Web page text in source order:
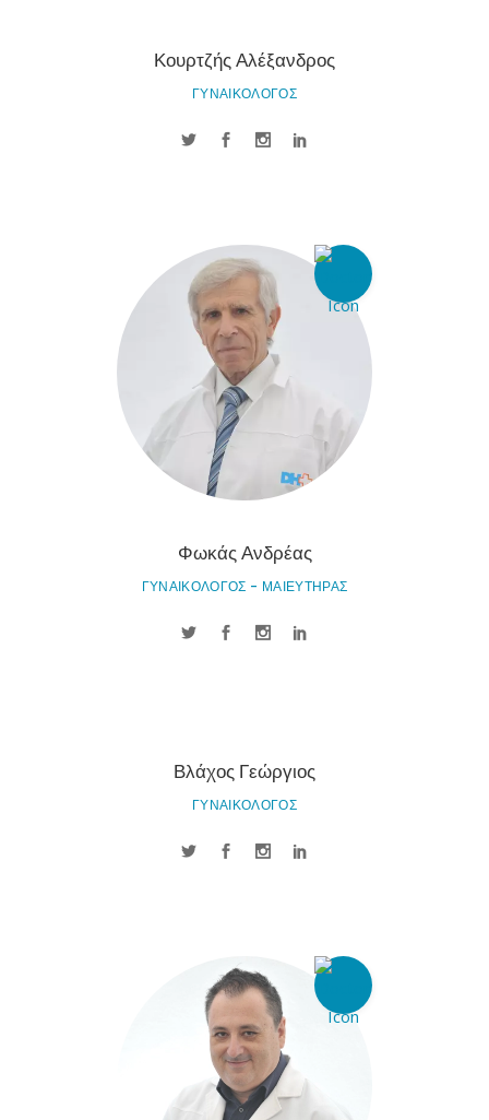
Κουρτζής Αλέξανδρος
ΓΥΝΑΙΚΟΛΟΓΟΣ
Φωκάς Ανδρέας
ΓΥΝΑΙΚΟΛΟΓΟΣ - ΜΑΙΕΥΤΗΡΑΣ
Βλάχος Γεώργιος
ΓΥΝΑΙΚΟΛΟΓΟΣ